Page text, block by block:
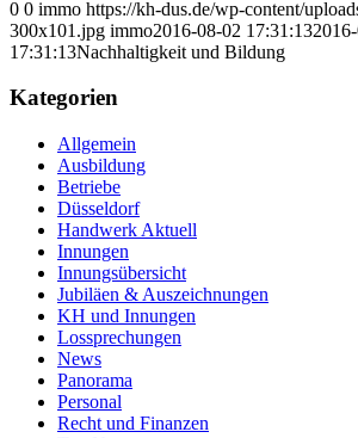
0 0 immo https://kh-dus.de/wp-content/
300x101.jpg immo2016-08-02 17:31:13
17:31:13Nachhaltigkeit und Bildung
Kategorien
Allgemein
Ausbildung
Betriebe
Düsseldorf
Handwerk Aktuell
Innungen
Innungsübersicht
Jubiläen & Auszeichnungen
KH und Innungen
Lossprechungen
News
Panorama
Personal
Recht und Finanzen